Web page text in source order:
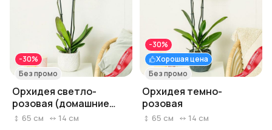
-30%
Без промо
Орхидея светло-
розовая (домашние
растения в горшках)
65 см 14 см
Хорошая цена
-30%
Без промо
Орхидея темно-
розовая
65 см 14 см